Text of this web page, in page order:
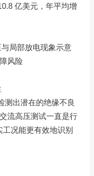
亿美元，年平均增
局部放电现象示意
风险
测出潜在的绝缘不良
流高压测试一直是行
况能更有效地识别